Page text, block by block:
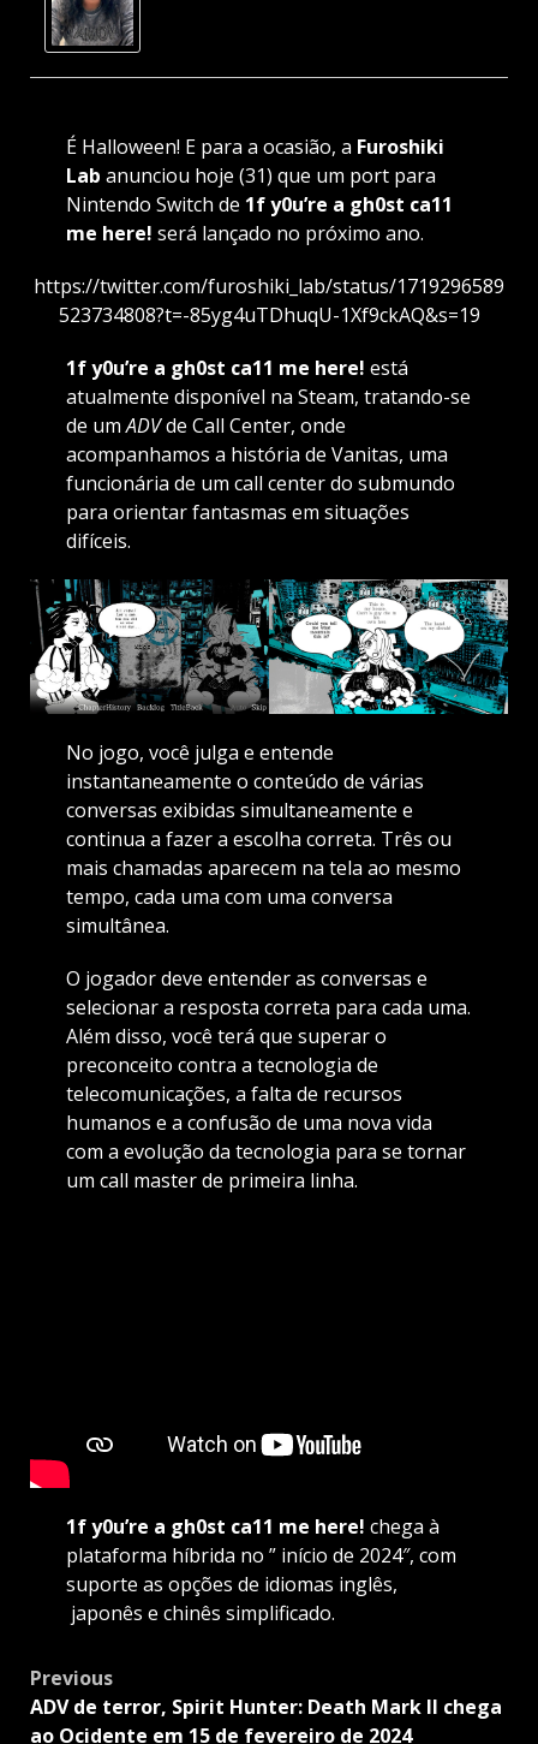
É Halloween! E para a ocasião, a Furoshiki
Lab anunciou hoje (31) que um port para
Nintendo Switch de 1f y0u’re a gh0st ca11
me here! será lançado no próximo ano.
https://twitter.com/furoshiki_lab/status/1719296589
523734808?t=-85yg4uTDhuqU-1Xf9ckAQ&s=19
1f y0u’re a gh0st ca11 me here! está
atualmente disponível na Steam, tratando-se
de umADVde Call Center, onde
acompanhamos a história de Vanitas, uma
funcionária de um call center do submundo
para orientar fantasmas em situações
difíceis.
No jogo, você julga e entende
instantaneamente o conteúdo de várias
conversas exibidas simultaneamente e
continua a fazer a escolha correta. Três ou
mais chamadas aparecem na tela ao mesmo
tempo, cada uma com uma conversa
simultânea.
O jogador deve entender as conversas e
selecionar a resposta correta para cada uma.
Além disso, você terá que superar o
preconceito contra a tecnologia de
telecomunicações, a falta de recursos
humanos e a confusão de uma nova vida
com a evolução da tecnologia para se tornar
um call master de primeira linha.
1f y0u’re a gh0st ca11 me here! chega à
plataforma híbrida no ” início de 2024″, com
suporte as opções de idiomas inglês,
japonês e chinês simplificado.
Post
navigation
Previous
ADV de terror, Spirit Hunter: Death Mark II chega
ao Ocidente em 15 de fevereiro de 2024